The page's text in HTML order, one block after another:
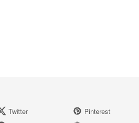
Twitter
Pinterest